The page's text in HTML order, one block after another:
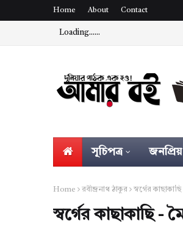
Home About Contact
Loading......
সূচিপত্র
Home রবীন্দ্রনাথ ঠাকুর স্বর্গের কাছাকাছি
স্বর্গের কাছাকাছি -